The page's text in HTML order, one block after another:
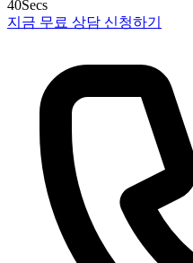
39Secs
지금 무료 상담 신청하기